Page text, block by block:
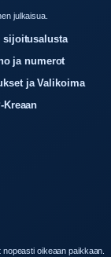
julkaisua.
sijoitusalusta
ja numerot
ja Valikoima
Kreaan
oikeaan paikkaan.